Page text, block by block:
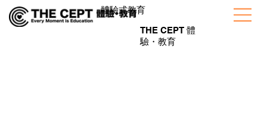
​體驗式教育
THE CEPT 體
驗・教育